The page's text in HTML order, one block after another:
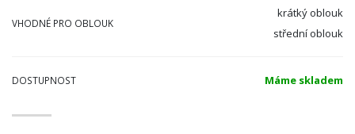
VHODNÉ PRO OBLOUK
krátký oblouk
střední oblouk
DOSTUPNOST Máme skladem